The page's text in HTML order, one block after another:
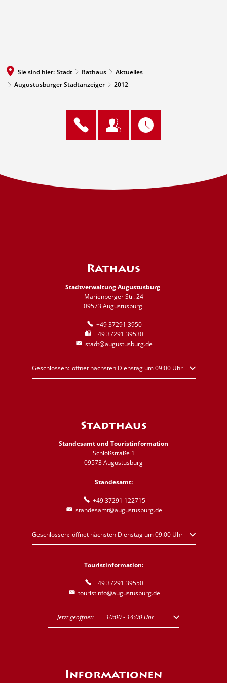
Sie sind hier: Stadt Rathaus
Aktuelles
Augustusburger Stadtanzeiger
2012
Rathaus
Stadtverwaltung Augustusburg
Marienberger Str. 24
09573 Augustusburg
+49 37291 3950
+49 37291 39530
stadt@augustusburg.de
Klicken, um weitere Öffnungs- oder Schließzeiten auszublenden
Geschlossen: öffnet nächsten Dienstag um 09:00 Uhr
Stadthaus
Standesamt und Touristinformation
Schloßstraße 1
09573 Augustusburg
Standesamt:
+49 37291 122715
standesamt@augustusburg.de
Klicken, um weitere Öffnungs- oder Schließzeiten auszublenden
Geschlossen: öffnet nächsten Dienstag um 09:00 Uhr
Touristinformation:
+49 37291 39550
touristinfo@augustusburg.de
Klicken, um weitere Öffnungs- oder Schließzeiten auszublenden
Jetzt geöffnet: 10:00- 14:00 Uhr Von 10:00 bis 14:00
Informationen